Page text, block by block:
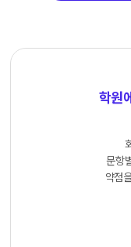
학원
문항
약점